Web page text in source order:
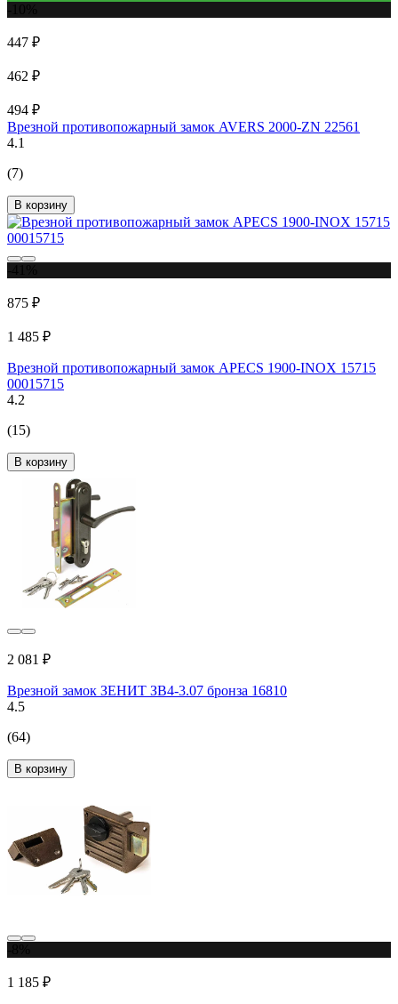
447 ₽
462 ₽
494 ₽
Врезной противопожарный замок AVERS 2000-ZN 22561
4.1
(7)
В корзину
875 ₽
1 485 ₽
Врезной противопожарный замок APECS 1900-INOX 15715
00015715
4.2
(15)
В корзину
2 081 ₽
Врезной замок ЗЕНИТ ЗВ4-3.07 бронза 16810
4.5
(64)
В корзину
1 185 ₽